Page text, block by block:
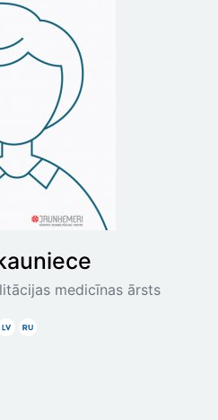
medicīnas ārsts
LatviskiKrieviski